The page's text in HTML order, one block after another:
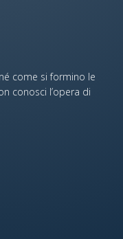
come si formino le
conosci l’opera di